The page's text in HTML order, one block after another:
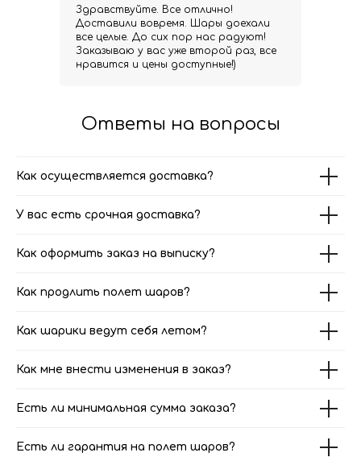
Здравствуйте. Все отлично!
Доставили вовремя. Шары доехали
все целые. До сих пор нас радуют!
Заказываю у вас уже второй раз, все
нравится и цены доступные!)
Ответы на вопросы
Как осуществляется доставка?
У вас есть срочная доставка?
Как оформить заказ на выписку?
Как продлить полет шаров?
Как шарики ведут себя летом?
Как мне внести изменения в заказ?
Есть ли минимальная сумма заказа?
Есть ли гарантия на полет шаров?